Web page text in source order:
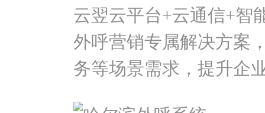
云翌云平台+云通信+智
外呼营销专属解决方案
务等场景需求，提升企